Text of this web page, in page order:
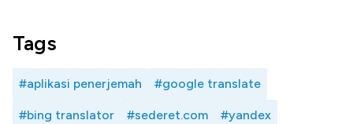
Tags
#aplikasi penerjemah #google translate
#bing translator #sederet.com #yandex